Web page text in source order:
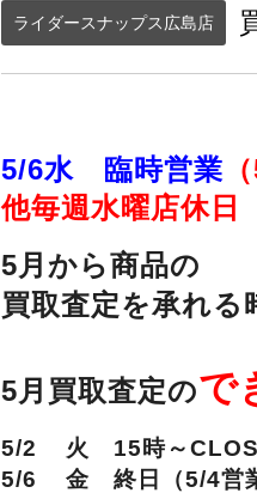
ライダースナップス広島店
5/6水 臨時営業
他毎週水曜店休日
5月から商品の
買取査定を承れる
5月買取査定ので
5/2 火 15時～
5/6 金 終日（5/4営業